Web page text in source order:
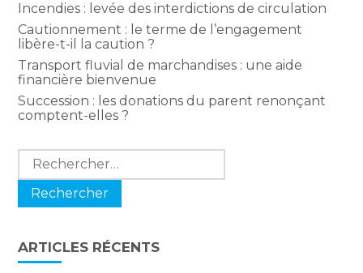
Incendies : levée des interdictions de circulation
Cautionnement : le terme de l’engagement
libère-t-il la caution ?
Transport fluvial de marchandises : une aide
financière bienvenue
Succession : les donations du parent renonçant
comptent-elles ?
Rechercher :
ARTICLES RÉCENTS